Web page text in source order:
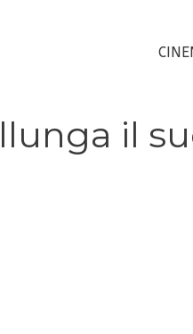
il